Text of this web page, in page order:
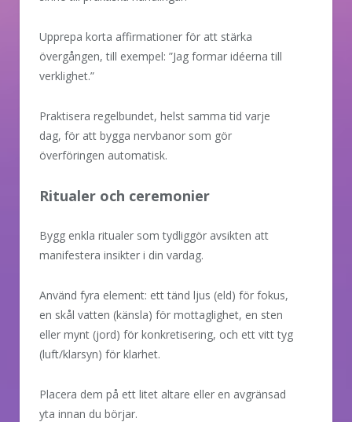
Upprepa korta affirmationer för att stärka
övergången, till exempel: ”Jag formar idéerna till
verklighet.”
Praktisera regelbundet, helst samma tid varje
dag, för att bygga nervbanor som gör
överföringen automatisk.
Ritualer och ceremonier
Bygg enkla ritualer som tydliggör avsikten att
manifestera insikter i din vardag.
Använd fyra element: ett tänd ljus (eld) för fokus,
en skål vatten (känsla) för mottaglighet, en sten
eller mynt (jord) för konkretisering, och ett vitt tyg
(luft/klarsyn) för klarhet.
Placera dem på ett litet altare eller en avgränsad
yta innan du börjar.